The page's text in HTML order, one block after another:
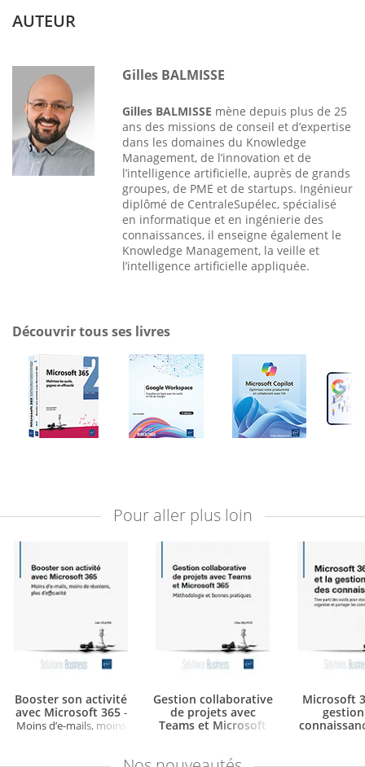
AUTEUR
Gilles BALMISSE
Gilles BALMISSE mène depuis plus de 25
ans des missions de conseil et d’expertise
dans les domaines du Knowledge
Management, de l’innovation et de
l’intelligence artificielle, auprès de grands
groupes, de PME et de startups. Ingénieur
diplômé de CentraleSupélec, spécialisé
en informatique et en ingénierie des
connaissances, il enseigne également le
Knowledge Management, la veille et
l’intelligence artificielle appliquée.
Découvrir tous ses livres
Pour aller plus loin
Booster son activité
avec Microsoft 365 -
Moins d’e-mails, moins
Gestion collaborative
de projets avec
Teams et Microsoft
Microsoft